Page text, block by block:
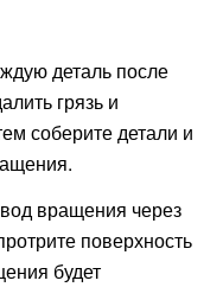
деталь после
грязь и
соберите детали и
вращения через
поверхность
будет